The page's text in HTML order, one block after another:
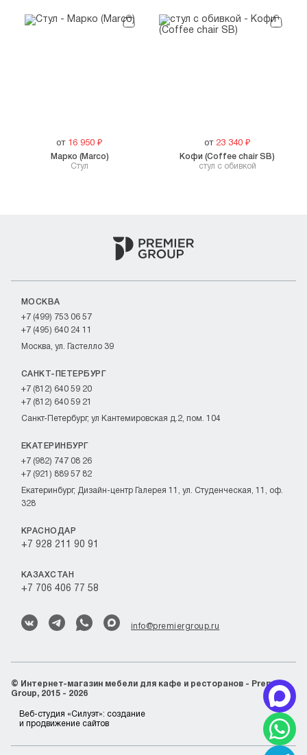
от 16 950 ₽
Стул
Марко (Marco)
от 23 340₽
стул с обивкой
Кофи (Coffee chair SB)
info@premiergroup.ru
МОСКВА
+7 (499) 753 06 57
+7 (495) 640 24 11
Москва, ул. Гастелло 39
САНКТ-ПЕТЕРБУРГ
+7 (812) 640 59 20
+7 (812) 640 59 21
Санкт-Петербург, ул Кантемировская д.2, пом. 104
ЕКАТЕРИНБУРГ
+7 (982) 747 08 26
+7 (921) 889 57 82
Екатеринбург, Дизайн-центр Галерея 11, ул. Студенческая, 11, оф.
328
КРАСНОДАР
+7 928 211 90 91
КАЗАХСТАН
+7 706 406 77 58
© Интернет-магазин мебели для кафе и ресторанов - Premier
Group, 2015 - 2026
Веб-студия «Силуэт»: создание
и продвижение сайтов